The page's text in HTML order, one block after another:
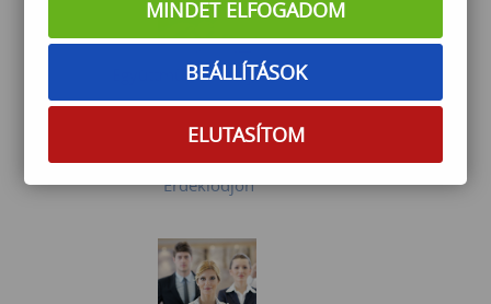
Együttműködés fejlesztés
Érdeklődjön
MINDET ELFOGADOM
BEÁLLÍTÁSOK
ELUTASÍTOM